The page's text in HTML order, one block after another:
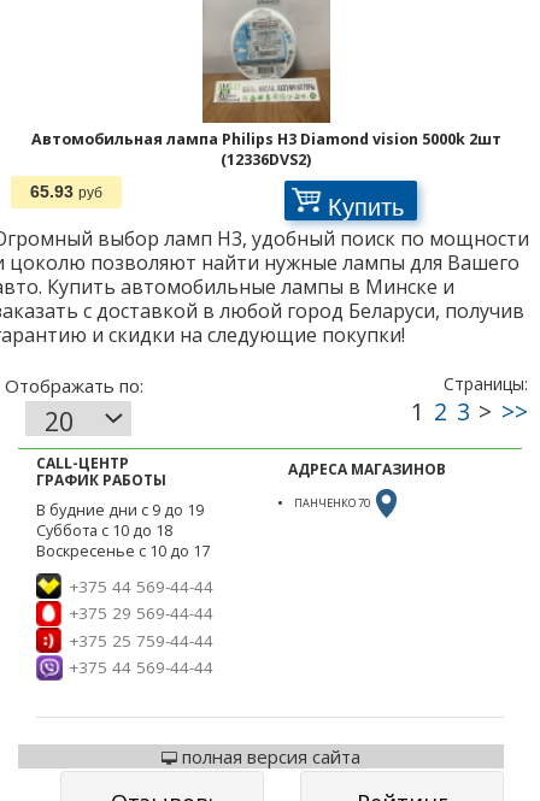
Автомобильная лампа Philips H3 Diamond vision 5000k 2шт
(12336DVS2)
65.93 руб Купить
выбор ламп H3, удобный поиск по мощности
цоколю позволяют найти нужные лампы для Вашего
Купить автомобильные лампы в Минске и
с доставкой в любой город Беларуси, получив
и скидки на следующие покупки!
CALL-ЦЕНТР
ГРАФИК РАБОТЫ
В будние дни с 9 до 19
Суббота с 10 до 18
Воскресенье с 10 до 17
+375 44 569-44-44
+375 29 569-44-44
+375 25 759-44-44
+375 44 569-44-44
АДРЕСА МАГАЗИНОВ
ПАНЧЕНКО 70
полная версия сайта